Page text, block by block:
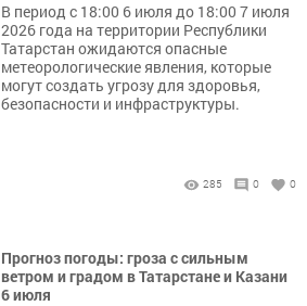
В период с 18:00 6 июля до 18:00 7 июля
2026 года на территории Республики
Татарстан ожидаются опасные
метеорологические явления, которые
могут создать угрозу для здоровья,
безопасности и инфраструктуры.
285 0 0
Прогноз погоды: гроза с сильным
ветром и градом в Татарстане и Казани
6 июля